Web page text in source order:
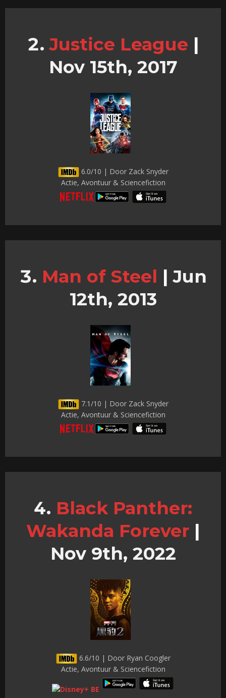
Justice League |
Nov 15th, 2017
6.0/10 | Door Zack Snyder
Actie, Avontuur & Sciencefiction
Man of Steel | Jun
12th, 2013
7.1/10 | Door Zack Snyder
Actie, Avontuur & Sciencefiction
Black Panther:
Wakanda Forever |
Nov 9th, 2022
6.6/10 | Door Ryan Coogler
Actie, Avontuur & Sciencefiction